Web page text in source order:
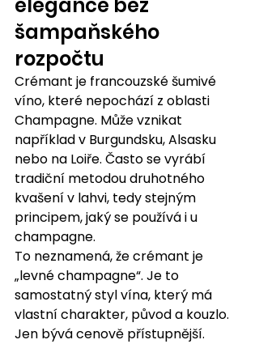
šampaňského
rozpočtu
Crémant je francouzské šumivé
víno, které nepochází z oblasti
Champagne. Může vznikat
například v Burgundsku, Alsasku
nebo na Loiře. Často se vyrábí
tradiční metodou druhotného
kvašení v lahvi, tedy stejným
principem, jaký se používá i u
champagne.
To neznamená, že crémant je
„levné champagne“. Je to
samostatný styl vína, který má
vlastní charakter, původ a kouzlo.
Jen bývá cenově přístupnější.